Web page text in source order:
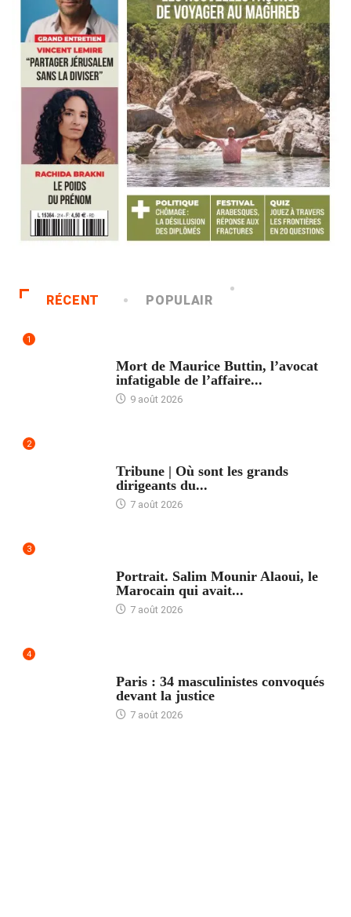
RÉCENT POPULAIR
1
Mort de Maurice Buttin, l’avocat
infatigable de l’affaire...
9 août 2026
2
Tribune | Où sont les grands
dirigeants du...
7 août 2026
3
Portrait. Salim Mounir Alaoui, le
Marocain qui avait...
7 août 2026
4
Paris : 34 masculinistes convoqués
devant la justice
7 août 2026